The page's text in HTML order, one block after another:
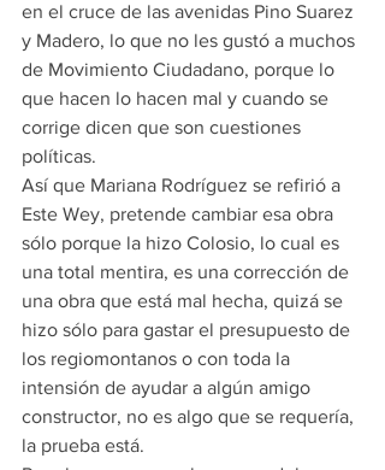
en el cruce de las avenidas Pino Suarez
y Madero, lo que no les gustó a muchos
de Movimiento Ciudadano, porque lo
que hacen lo hacen mal y cuando se
corrige dicen que son cuestiones
políticas.
Así que Mariana Rodríguez se refirió a
Este Wey, pretende cambiar esa obra
sólo porque la hizo Colosio, lo cual es
una total mentira, es una corrección de
una obra que está mal hecha, quizá se
hizo sólo para gastar el presupuesto de
los regiomontanos o con toda la
intensión de ayudar a algún amigo
constructor, no es algo que se requería,
la prueba está.